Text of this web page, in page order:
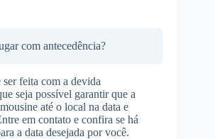
com antecedência?
feita com a devida
seja possível garantir que a
até o local na data e
em contato e confira se há
a data desejada por você.